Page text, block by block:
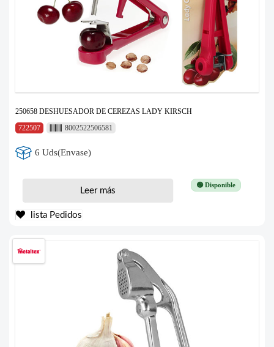
250658 DESHUESADOR DE CEREZAS LADY KIRSCH
722507
8002522506581
6 Uds(Envase)
🟢 Disponible
Leer más
lista Pedidos